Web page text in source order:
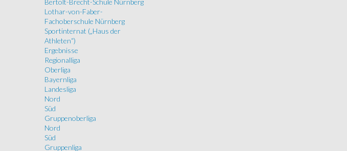
Bertolt-Brecht-Schule Nürnberg
Lothar-von-Faber-
Fachoberschule Nürnberg
Sportinternat („Haus der
Athleten“)
Ergebnisse
Regionalliga
Oberliga
Bayernliga
Landesliga
Nord
Süd
Gruppenoberliga
Nord
Süd
Gruppenliga